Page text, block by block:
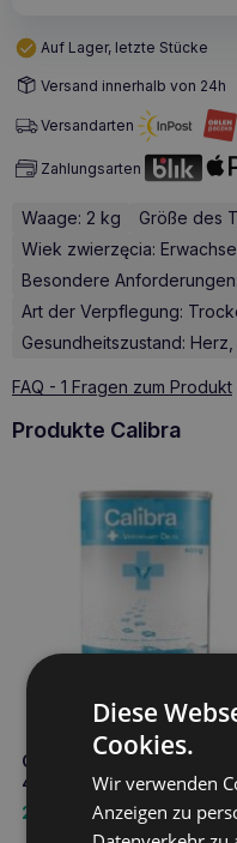
Auf Lager, letzte Stücke
Versand innerhalb von 24h
Versandarten
Zahlungsarten
Waage: 2 kg
Größe des
Wiek zwierzęcia:
Besondere
Art der Verpflegung:
Gesundheitszustand:
FAQ - 1 Fragen zum Produkt
Produkte Calibra
CALIBRA VD Dog Hepatic
400g Leberunterstützung
2,90
Diese
Cookies.
Wir verwenden
Anzeigen zu